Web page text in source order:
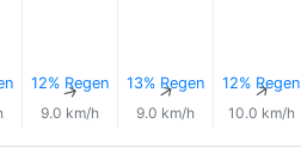
12% Regen
↑
9.0 km/h
13% Regen
↑
9.0 km/h
12% Regen
↑
10.0 km/h